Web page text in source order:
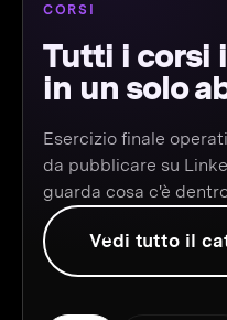
CORSI
Tutti i corsi
in un solo
Esercizio finale
da pubblicare su
guarda cosa c'è
Vedi tutto il